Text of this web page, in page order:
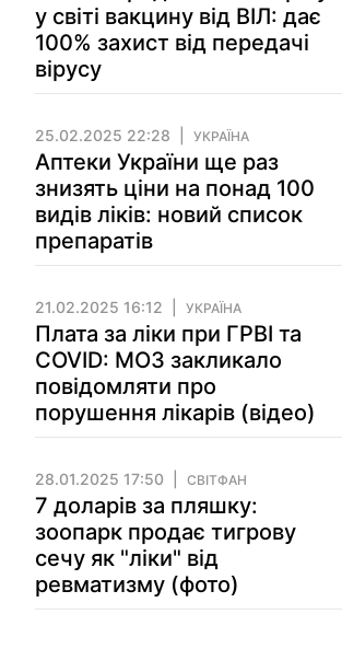
у світі вакцину від ВІЛ: дає
100% захист від передачі
вірусу
25.02.2025 22:28 УКРАЇНА
Аптеки України ще раз
знизять ціни на понад 100
видів ліків: новий список
препаратів
21.02.2025 16:12 УКРАЇНА
Плата за ліки при ГРВІ та
COVID: МОЗ закликало
повідомляти про
порушення лікарів (відео)
28.01.2025 17:50 СВІТФАН
7 доларів за пляшку:
зоопарк продає тигрову
сечу як "ліки" від
ревматизму (фото)